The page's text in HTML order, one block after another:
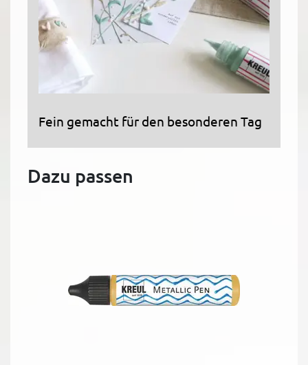
Fein gemacht für den besonderen Tag
Dazu passen